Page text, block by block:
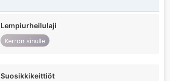
Lempiurheilulaji
Kerron sinulle
Suosikkikeittiöt